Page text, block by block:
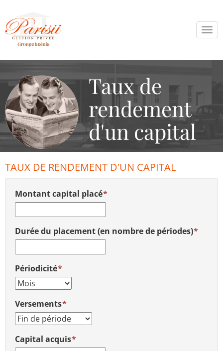
Taux de
rendement
d'un capital
TAUX DE RENDEMENT D'UN CAPITAL
Montant capital placé
Durée du placement (en nombre de périodes)
Périodicité
Versements
Capital acquis